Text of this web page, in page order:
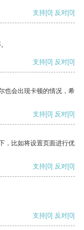
支持[0] 反对[0]
支持[0] 反对[0]
也会出现卡顿的情况，希
支持[0] 反对[0]
，比如将设置页面进行优
支持[0] 反对[0]
支持[0] 反对[0]